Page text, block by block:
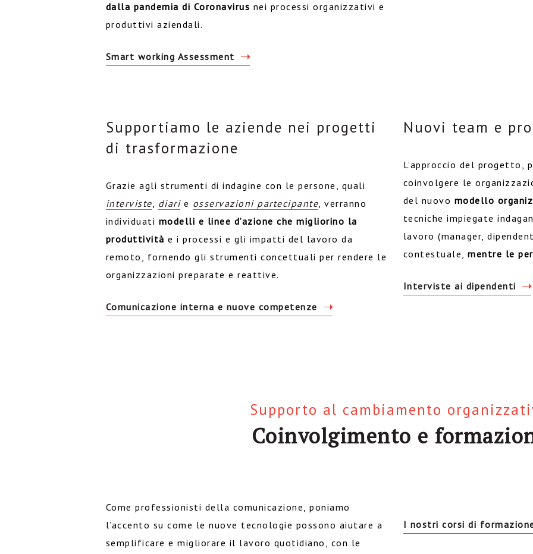
dalla pandemia di Coronavirus nei processi organizzativi e
produttivi aziendali.
Smart working Assessment
Supportiamo le aziende nei progetti
di trasformazione
Grazie agli strumenti di indagine con le persone, quali
interviste, diarie osservazioni partecipante, verranno
individuati modelli e linee d’azione che migliorino la
produttività e i processi e gli impatti del lavoro da
remoto, fornendo gli strumenti concettuali per rendere le
organizzazioni preparate e reattive.
Comunicazione interna e nuove competenze
Nuovi team e
L’approccio del progetto,
coinvolgere le
del nuovo modello
tecniche impiegate
lavoro (manager,
contestuale,mentre le
Interviste ai dipendenti
Supporto al cambiamento
Coinvolgimento e
Come professionisti della comunicazione, poniamo
l’accento su come le nuove tecnologie possono aiutare a
semplificare e migliorare il lavoro quotidiano, con le
I nostri corsi di